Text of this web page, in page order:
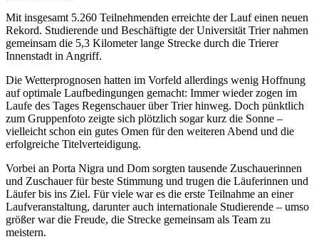
Mit insgesamt 5.260 Teilnehmenden erreichte der Lauf einen neuen
Rekord. Studierende und Beschäftigte der Universität Trier nahmen
gemeinsam die 5,3 Kilometer lange Strecke durch die Trierer
Innenstadt in Angriff.
Die Wetterprognosen hatten im Vorfeld allerdings wenig Hoffnung
auf optimale Laufbedingungen gemacht: Immer wieder zogen im
Laufe des Tages Regenschauer über Trier hinweg. Doch pünktlich
zum Gruppenfoto zeigte sich plötzlich sogar kurz die Sonne –
vielleicht schon ein gutes Omen für den weiteren Abend und die
erfolgreiche Titelverteidigung.
Vorbei an Porta Nigra und Dom sorgten tausende Zuschauerinnen
und Zuschauer für beste Stimmung und trugen die Läuferinnen und
Läufer bis ins Ziel. Für viele war es die erste Teilnahme an einer
Laufveranstaltung, darunter auch internationale Studierende – umso
größer war die Freude, die Strecke gemeinsam als Team zu
meistern.